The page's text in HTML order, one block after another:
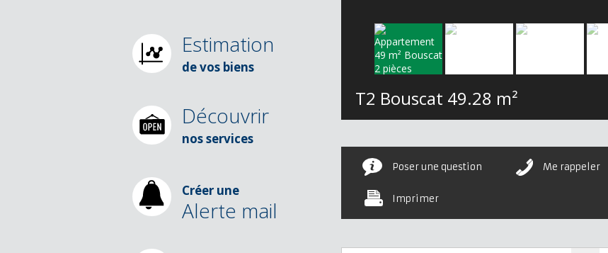
Estimation
de vos biens
Découvrir
nos services
Créer une
Alerte mail
T2 Bouscat 49.28 m²
Poser une question Me rappeler
Imprimer